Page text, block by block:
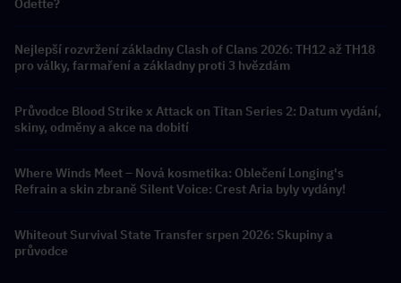
Nejlepší rozvržení základny Clash of Clans 2026: TH12 až TH18
pro války, farmaření a základny proti 3 hvězdám
Průvodce Blood Strike x Attack on Titan Series 2: Datum vydání,
skiny, odměny a akce na dobití
Where Winds Meet – Nová kosmetika: Oblečení Longing's
Refrain a skin zbraně Silent Voice: Crest Aria byly vydány!
Whiteout Survival State Transfer srpen 2026: Skupiny a
průvodce